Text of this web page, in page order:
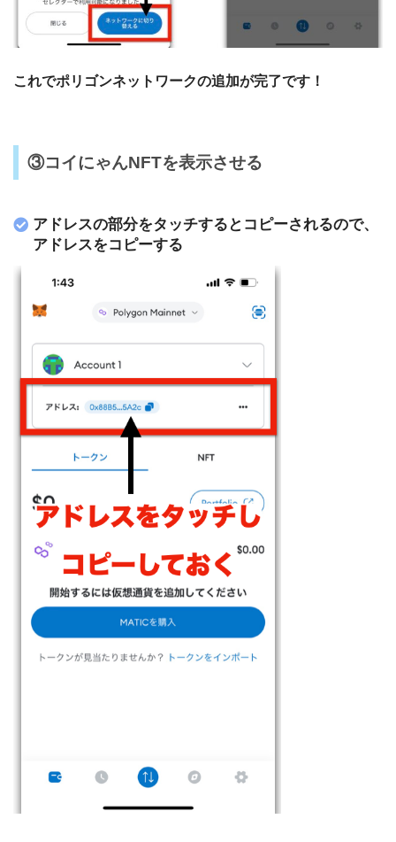
これでポリゴンネットワークの追加が完了です！
③コイにゃんNFTを表示させる
アドレスの部分をタッチするとコピーされるので、
アドレスをコピーする